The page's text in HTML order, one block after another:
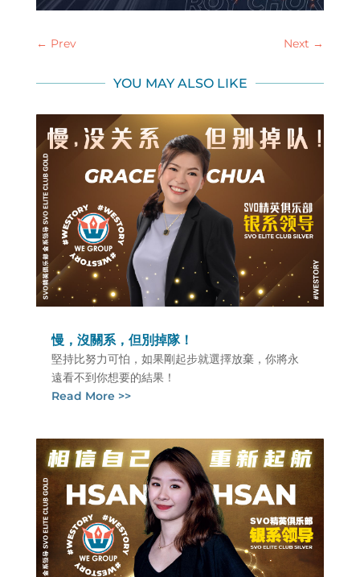
← Prev Next →
YOU MAY ALSO LIKE
慢，沒關系，但別掉隊！
堅持比努力可怕，如果剛起步就選擇放棄，你將永
遠看不到你想要的結果！
Read More >>